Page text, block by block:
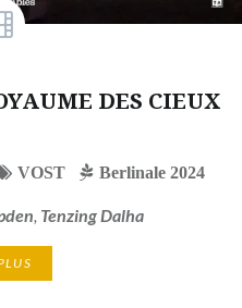
DES CIEUX
VOST Berlinale 2024
Tenzing Dalha